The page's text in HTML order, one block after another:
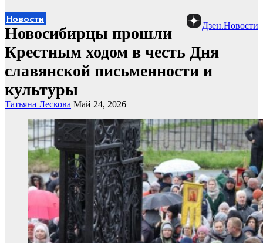
Дзен.Новости
Новости
Новосибирцы прошли
Крестным ходом в честь Дня
славянской письменности и
культуры
Татьяна Лескова Май 24, 2026